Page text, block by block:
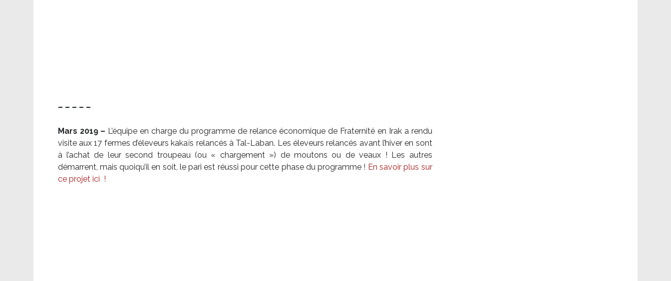
– – – – –
Mars 2019 – L’équipe en charge du programme de relance économique de Fraternité en Irak a rendu
visite aux 17 fermes d’éleveurs kakaïs relancés à Tal-Laban. Les éleveurs relancés avant l’hiver en sont
à l’achat de leur second troupeau (ou « chargement ») de moutons ou de veaux ! Les autres
démarrent, mais quoiqu’il en soit, le pari est réussi pour cette phase du programme ! En savoir plus sur
ce projet ici !